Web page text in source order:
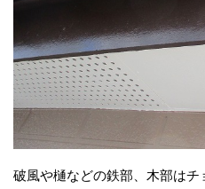
破風や樋などの鉄部、木部は